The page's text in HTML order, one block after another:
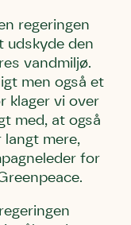
regeringen
udskyde den
vandmiljø.
men også et
klager vi over
med, at også
langt mere,
for